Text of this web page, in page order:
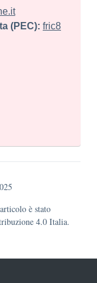
(PEC): fric8
è stato
4.0 Italia.